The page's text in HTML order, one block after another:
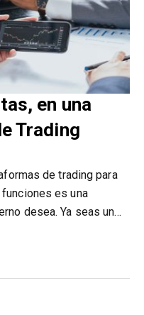
en una
Trading
de trading para
es una
desea. Ya seas un…